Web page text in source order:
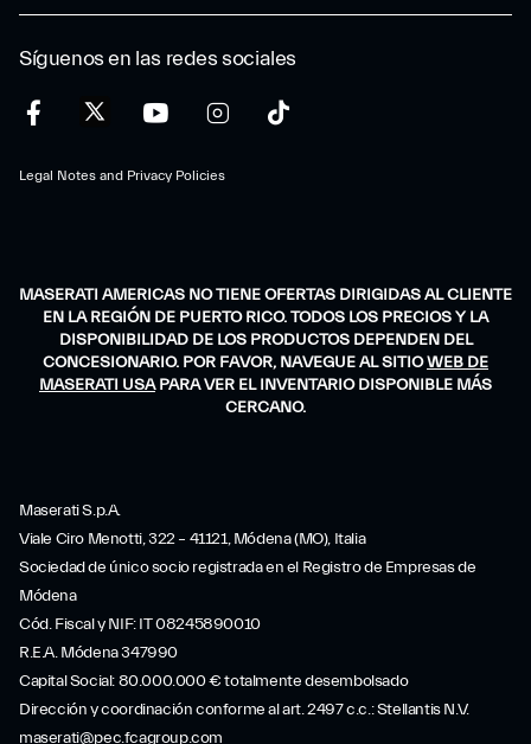
Síguenos en las redes sociales
Legal Notes and Privacy Policies
MASERATI AMERICAS NO TIENE OFERTAS DIRIGIDAS AL CLIENTE
EN LA REGIÓN DE PUERTO RICO. TODOS LOS PRECIOS Y LA
DISPONIBILIDAD DE LOS PRODUCTOS DEPENDEN DEL
CONCESIONARIO. POR FAVOR, NAVEGUE AL SITIOWEB DE
MASERATI USAPARA VER EL INVENTARIO DISPONIBLE MÁS
CERCANO.
Maserati S.p.A.
Viale Ciro Menotti, 322 – 41121, Módena (MO), Italia
Sociedad de único socio registrada en el Registro de Empresas de
Módena
Cód. Fiscal y NIF: IT 08245890010
R.E.A. Módena 347990
Capital Social: 80.000.000 € totalmente desembolsado
Dirección y coordinación conforme al art. 2497 c.c.: Stellantis N.V.
maserati@pec.fcagroup.com